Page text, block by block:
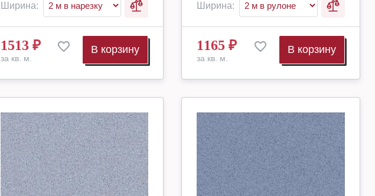
Ширина:
1513₽
за кв. м.
В корзину
Ширина:
1165 ₽
за кв. м.
В корзину